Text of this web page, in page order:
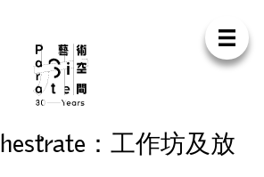
Para
我們 支持
展覽
hestrate ： 工作坊及放